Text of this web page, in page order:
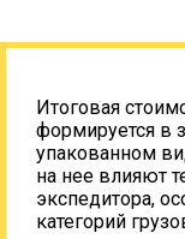
Итоговая
формируется в
упакованном
на нее влияют
экспедитора,
категорий